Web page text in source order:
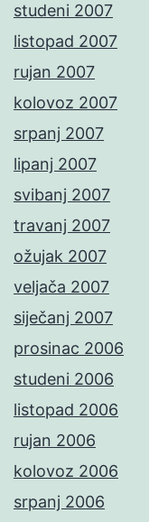
studeni 2007
listopad 2007
rujan 2007
kolovoz 2007
srpanj 2007
lipanj 2007
svibanj 2007
travanj 2007
ožujak 2007
veljača 2007
siječanj 2007
prosinac 2006
studeni 2006
listopad 2006
rujan 2006
kolovoz 2006
srpanj 2006